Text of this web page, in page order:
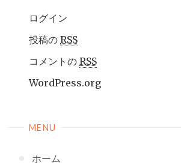
ログイン
投稿の RSS
コメントの RSS
WordPress.org
MENU
ホーム